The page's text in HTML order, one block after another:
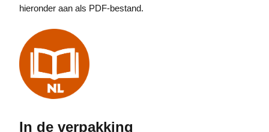
hieronder aan als PDF-bestand.
In de verpakking